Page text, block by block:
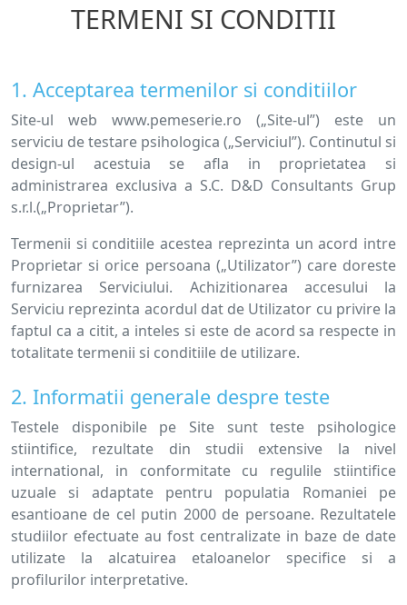
TERMENI SI CONDITII
1. Acceptarea termenilor si conditiilor
Site-ul web www.pemeserie.ro („Site-ul”) este un
serviciu de testare psihologica („Serviciul”). Continutul si
design-ul acestuia se afla in proprietatea si
administrarea exclusiva a S.C. D&D Consultants Grup
s.r.l.(„Proprietar”).
Termenii si conditiile acestea reprezinta un acord intre
Proprietar si orice persoana („Utilizator”) care doreste
furnizarea Serviciului. Achizitionarea accesului la
Serviciu reprezinta acordul dat de Utilizator cu privire la
faptul ca a citit, a inteles si este de acord sa respecte in
totalitate termenii si conditiile de utilizare.
2. Informatii generale despre teste
Testele disponibile pe Site sunt teste psihologice
stiintifice, rezultate din studii extensive la nivel
international, in conformitate cu regulile stiintifice
uzuale si adaptate pentru populatia Romaniei pe
esantioane de cel putin 2000 de persoane. Rezultatele
studiilor efectuate au fost centralizate in baze de date
utilizate la alcatuirea etaloanelor specifice si a
profilurilor interpretative.